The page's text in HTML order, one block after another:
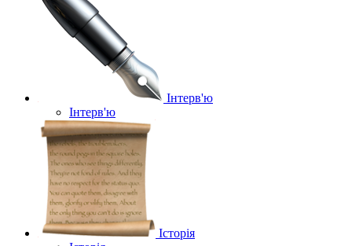
Інтерв'ю
Інтерв'ю
Історія